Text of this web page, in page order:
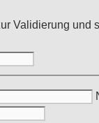
Validierung und